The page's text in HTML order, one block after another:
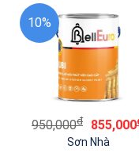
10%
950,000đ 855,000
Sơn Nhà